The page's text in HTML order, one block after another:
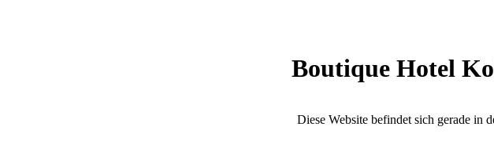
Boutique Hotel
Diese Website befindet sich gerade in